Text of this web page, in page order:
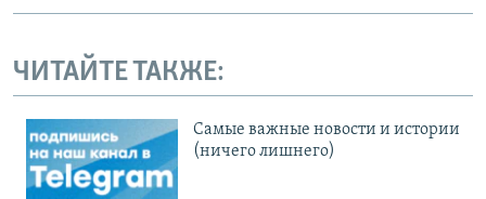
ЧИТАЙТЕ ТАКЖЕ:
Cамые важные новости и истории
(ничего лишнего)